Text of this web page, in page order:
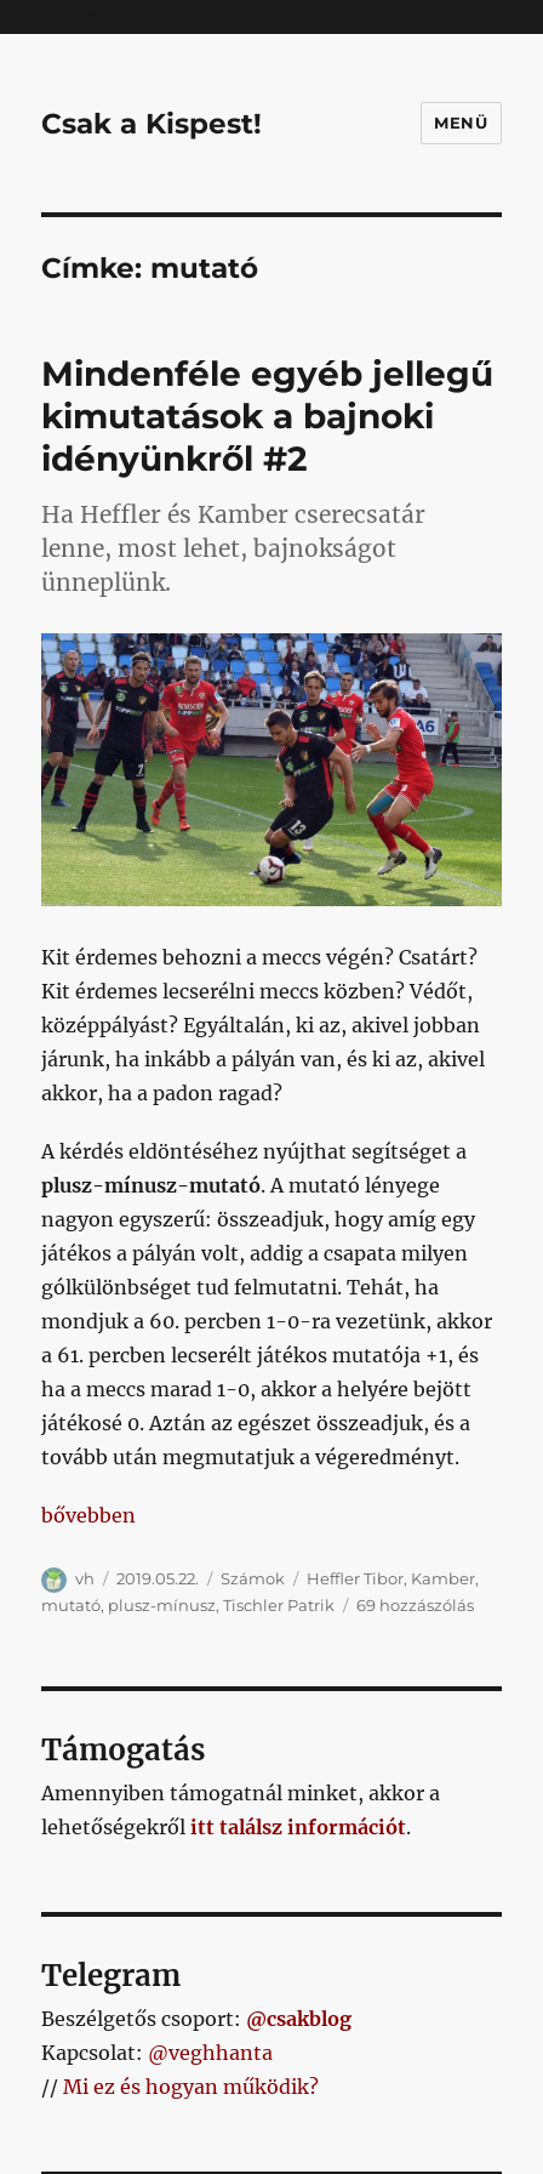
Csak a Kispest! MENÜ
Címke: mutató
Mindenféle egyéb jellegű
kimutatások a bajnoki
idényünkről #2
Ha Heffler és Kamber cserecsatár
lenne, most lehet, bajnokságot
ünneplünk.
Kit érdemes behozni a meccs végén? Csatárt?
Kit érdemes lecserélni meccs közben? Védőt,
középpályást? Egyáltalán, ki az, akivel jobban
járunk, ha inkább a pályán van, és ki az, akivel
akkor, ha a padon ragad?
A kérdés eldöntéséhez nyújthat segítséget a
plusz-mínusz-mutató. A mutató lényege
nagyon egyszerű: összeadjuk, hogy amíg egy
játékos a pályán volt, addig a csapata milyen
gólkülönbséget tud felmutatni. Tehát, ha
mondjuk a 60. percben 1-0-ra vezetünk, akkor
a 61. percben lecserélt játékos mutatója +1, és
ha a meccs marad 1-0, akkor a helyére bejött
játékosé 0. Aztán az egészet összeadjuk, és a
tovább után megmutatjuk a végeredményt.
„Mindenféle egyéb jellegű kimutatások a bajnoki
bővebben
Szerző
vh Közzétéve
2019.05.22. Kategória
Számok Címke
Heffler Tibor, Kamber,
mutató, plusz-mínusz,Tischler Patrik 69 hozzászólás
Támogatás
Amennyiben támogatnál minket, akkor a
lehetőségekrőlitt találsz információt.
Telegram
Beszélgetős csoport: @csakblog
Kapcsolat: @veghhanta
//Mi ez és hogyan működik?